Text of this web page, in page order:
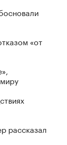
«от
рассказал